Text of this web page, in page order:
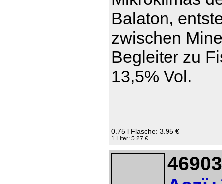
Balaton,
zwischen
Begleiter zu
13,5% Vol.
0.75 l Flasche: 3.95 €
1 Liter: 5.27 €